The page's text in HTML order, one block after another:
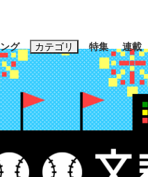
グ カテゴリ
ニュース エンタメ
特集 連載
めのキーワードタグ一覧
晋 #三山凌輝 #高市早苗